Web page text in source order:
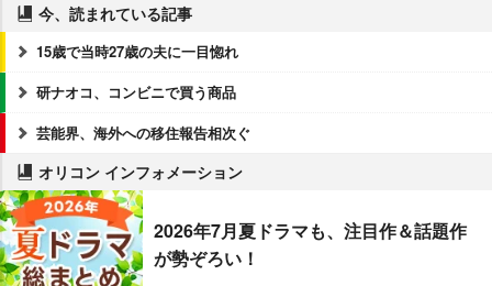
今、読まれている記事
15歳で当時27歳の夫に一目惚れ
研ナオコ、コンビニで買う商品
芸能界、海外への移住報告相次ぐ
オリコン インフォメーション
2026年7月夏ドラマも、注目作＆話題作
が勢ぞろい！